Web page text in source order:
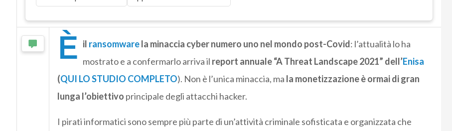
È il ransomwarela minaccia cyber numero uno nel mondo post-Covid: l’attualità lo ha
mostrato e a confermarlo arriva il report annuale “A Threat Landscape 2021” dell’Enisa
(QUI LO STUDIO COMPLETO). Non è l’unica minaccia, ma la monetizzazione è ormai di gran
lunga l’obiettivo principale degli attacchi hacker.
I pirati informatici sono sempre più parte di un’attività criminale sofisticata e organizzata che